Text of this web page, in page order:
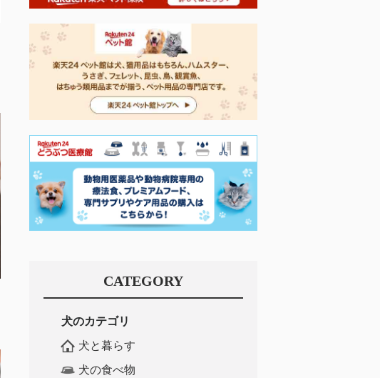
CATEGORY
犬のカテゴリ
犬と暮らす
犬の食べ物